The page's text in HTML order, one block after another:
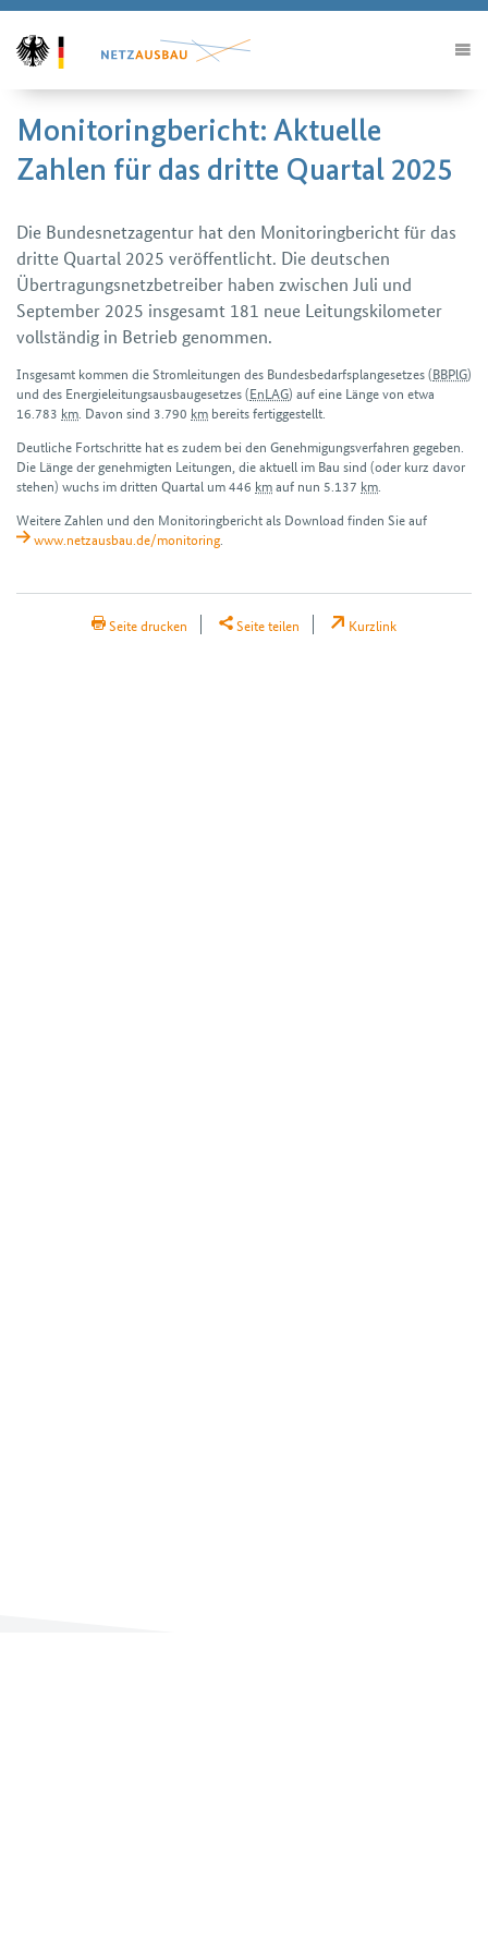
Monitoringbericht: Aktuelle
Zahlen für das dritte Quartal 2025
Die Bundesnetzagentur hat den Monitoringbericht für das
dritte Quartal 2025 veröffentlicht. Die deutschen
Übertragungsnetzbetreiber haben zwischen Juli und
September 2025 insgesamt 181 neue Leitungskilometer
vollständig in Betrieb genommen.
Insgesamt kommen die Strom­leitungen des Bundes­bedarfsplan­gesetzes (BBPlG)
und des Energie­leitungs­ausbau­gesetzes (EnLAG) auf eine Länge von etwa
16.783 km . Davon sind 3.790 km bereits fertig­gestellt.
Deutliche Fortschritte hat es zudem bei den Genehmigungs­verfahren gegeben.
Die Länge der genehmigten Leitungen, die aktuell im Bau sind (oder kurz davor
stehen) wuchs im dritten Quartal um 446 kmauf nun 5.137 km
Weitere Zahlen und den Monitoring­bericht als Download finden Sie auf
www.netzausbau.de/monitoring.
Seite drucken Seite teilen Kurzlink